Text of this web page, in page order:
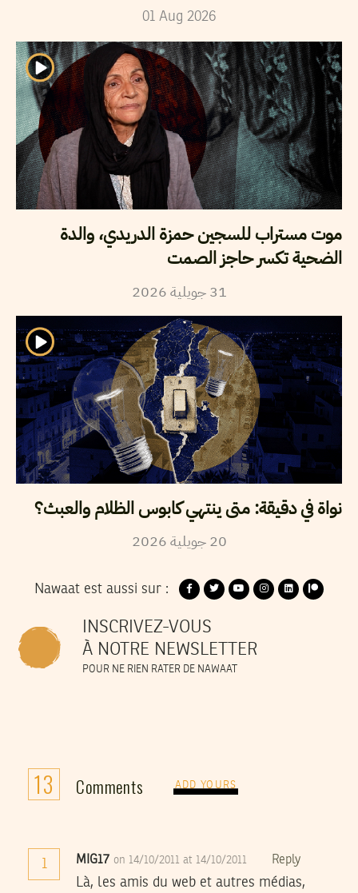
01 Aug 2026
موت مستراب للسجين حمزة الدريدي، والدة
الضحية تكسر حاجز الصمت
31 جويلية2026
نواة في دقيقة: متى ينتهي كابوس الظلام والعبث؟
20 جويلية2026
Nawaat est aussi sur :
INSCRIVEZ-VOUS
À NOTRE NEWSLETTER
POUR NE RIEN RATER DE NAWAAT
13 Comments ADD YOURS
1 MIG17 on 14/10/2011 at 14/10/2011 Reply
Là, les amis du web et autres médias,